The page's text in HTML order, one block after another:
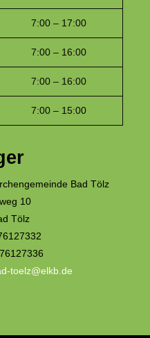
7:00 – 17:00
7:00 – 16:00
7:00 – 16:00
7:00 – 15:00
Bad Tölz
10
Tölz
toelz@elkb.de